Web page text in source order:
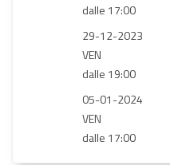
dalle 17:00
29-12-2023
VEN
dalle 19:00
05-01-2024
VEN
dalle 17:00